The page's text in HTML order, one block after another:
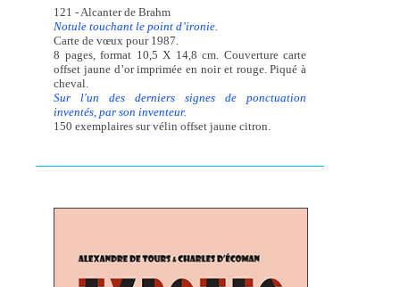
121 - Alcanter de Brahm
Notule touchant le point d’ironie.
Carte de vœux pour 1987.
8 pages, format 10,5 X 14,8 cm. Couverture carte
offset jaune d’or imprimée en noir et rouge. Piqué à
cheval.
Sur l'un des derniers signes de ponctuation
inventés, par son inventeur.
150 exemplaires sur vélin offset jaune citron.